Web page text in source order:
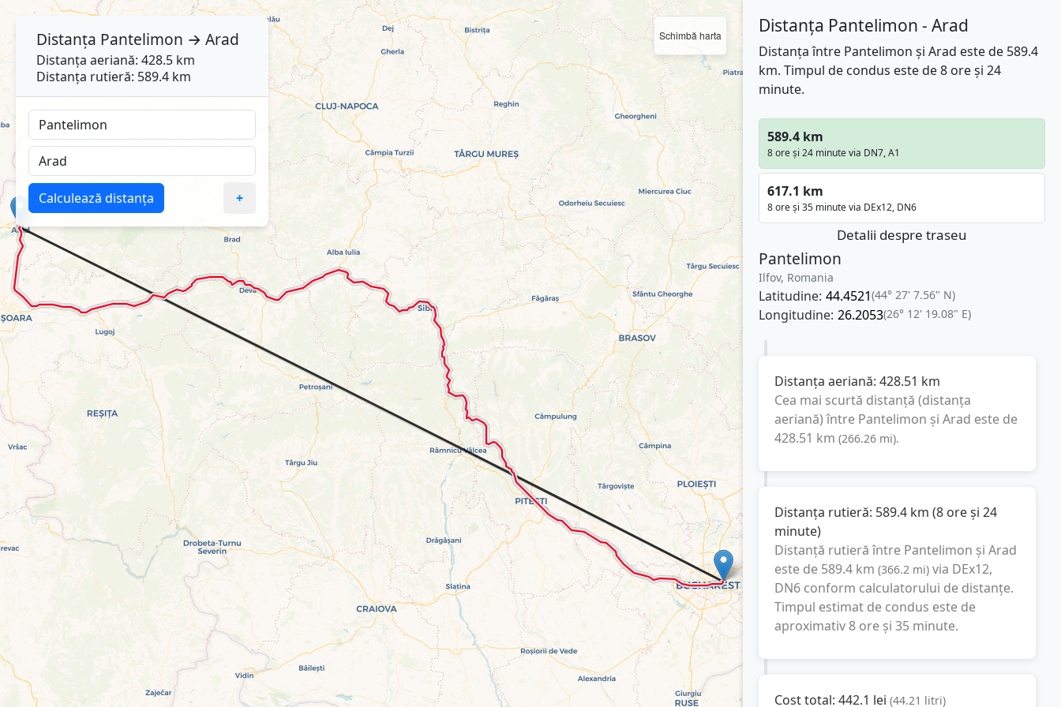
Schimbă harta Distanța Pantelimon - Arad
Distanța între Pantelimon și Arad este de 589.4
km. Timpul de condus este de 8 ore și 24
minute.
589.4 km
8 ore și 24 minute via DN7, A1
617.1 km
8 ore și 35 minute via DEx12, DN6
Detalii despre traseu
Pantelimon
Ilfov, Romania
Latitudine: 44.4521(44° 27' 7.56" N)
Longitudine: 26.2053(26° 12' 19.08" E)
Distanța aeriană: 428.51 km
Cea mai scurtă distanță (distanța
aeriană) între Pantelimon și Arad este de
428.51 km (266.26 mi).
Distanța rutieră: 589.4 km (8 ore și 24
minute)
Distanță rutieră între Pantelimon și Arad
este de 589.4 km (366.2 mi) via DEx12,
DN6conform calculatorului de distanțe.
Timpul estimat de condus este de
aproximativ 8 ore și 35 minute.
Cost total: 442.1 lei (44.21 litri)
Distanța Pantelimon → Arad
Distanța aeriană: 428.5 km
Distanța rutieră: 589.4 km
Calculează distanța +